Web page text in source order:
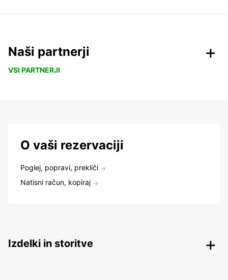
Naši partnerji
VSI PARTNERJI
O vaši rezervaciji
Poglej, popravi, prekliči
Natisni račun, kopiraj
Izdelki in storitve